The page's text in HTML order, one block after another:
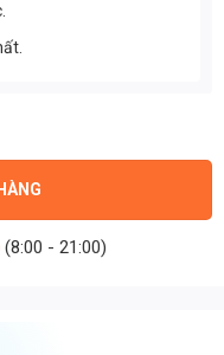
- Trắng: Input 32V -
(8:00 - 21:00)